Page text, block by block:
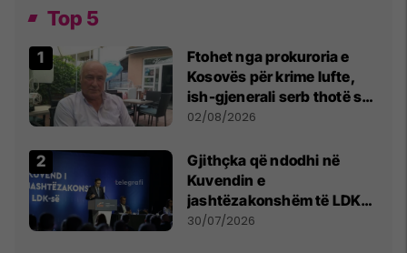
Top 5
Ftohet nga prokuroria e
Kosovës për krime lufte,
ish-gjenerali serb thotë se
dikush e tradhtoi në
02/08/2026
Gjithçka që ndodhi në
Kuvendin e
jashtëzakonshëm të LDK-
së
30/07/2026